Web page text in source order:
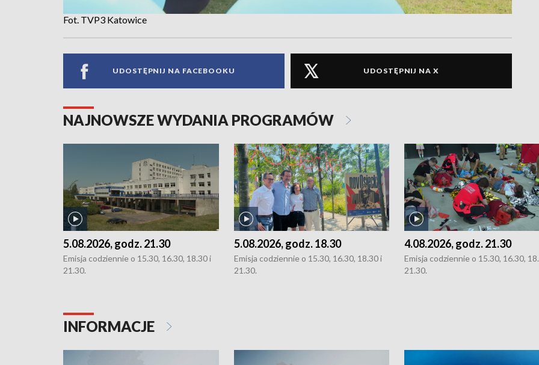
Fot. TVP3 Katowice
UDOSTĘPNIJ NA FACEBOOKU UDOSTĘPNIJ NA X
NAJNOWSZE WYDANIA PROGRAMÓW
5.08.2026, godz. 21.30
Emisja codziennie o 15.30, 16.30, 18.30 i
21.30.
5.08.2026, godz. 18.30
Emisja codziennie o 15.30, 16.30, 18.30 i
21.30.
4.08.2026, godz. 21.30
Emisja codziennie o 15.30, 16.30,
21.30.
INFORMACJE